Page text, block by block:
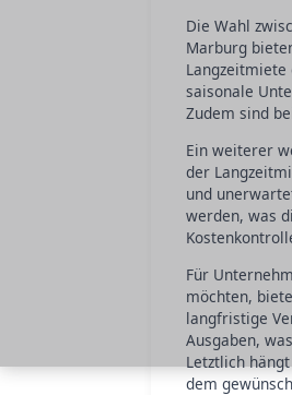
Die Wahl
Marburg
Langzeitmiete
saisonale
Zudem sind
Ein weiterer
der
und
werden, was
Für
möchten,
langfristige
Ausgaben,
Letztlich
dem